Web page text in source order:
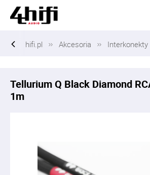
hifi.pl Akcesoria Interkonekty
Tellurium Q Black Diamond
1m